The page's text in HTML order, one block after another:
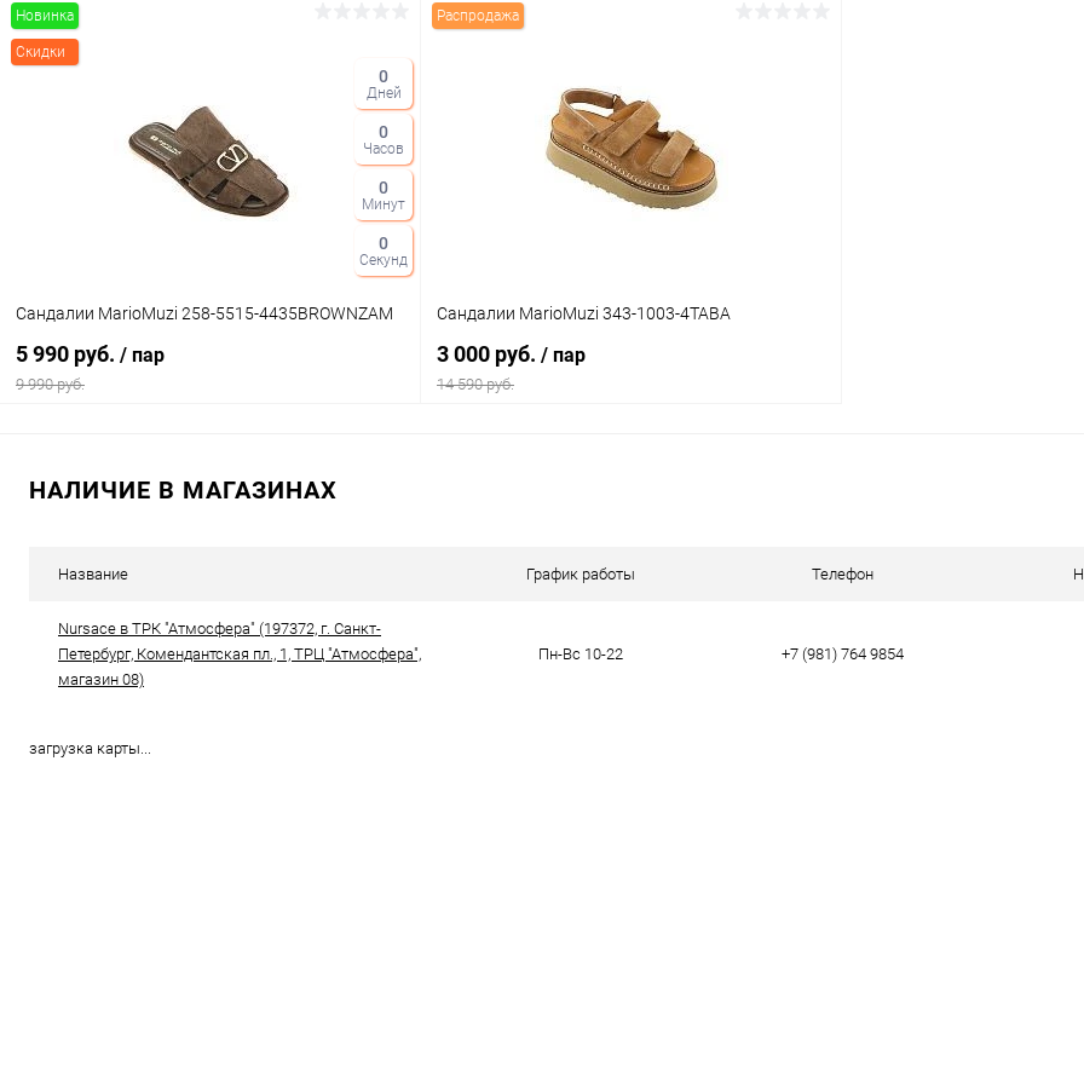
В избранное
Купить в 1 клик
В избранное В наличии
Новинка
Скидки
0
Дней
0
Часов
0
Минут
0
Секунд
Сандалии MarioMuzi 258-5515-4435BROWNZAM
5 990 руб. / пар
9 990 руб.
36 37
Распродажа
Сандалии MarioMuzi 343-1003-4TABA
3 000 руб. / пар
14 590 руб.
НАЛИЧИЕ В МАГАЗИНАХ
Название График работы Телефон
Nursace в ТРК "Атмосфера" (197372, г. Санкт-
Петербург, Комендантская пл., 1, ТРЦ "Атмосфера",
магазин 08)
Пн-Вс 10-22 +7 (981) 764 9854
загрузка карты...